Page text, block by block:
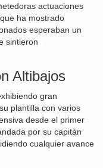
actuaciones
ha mostrado
esperaban un
sintieron
Altibajos
gran
plantilla con varios
desde el primer
por su capitán
cualquier avance